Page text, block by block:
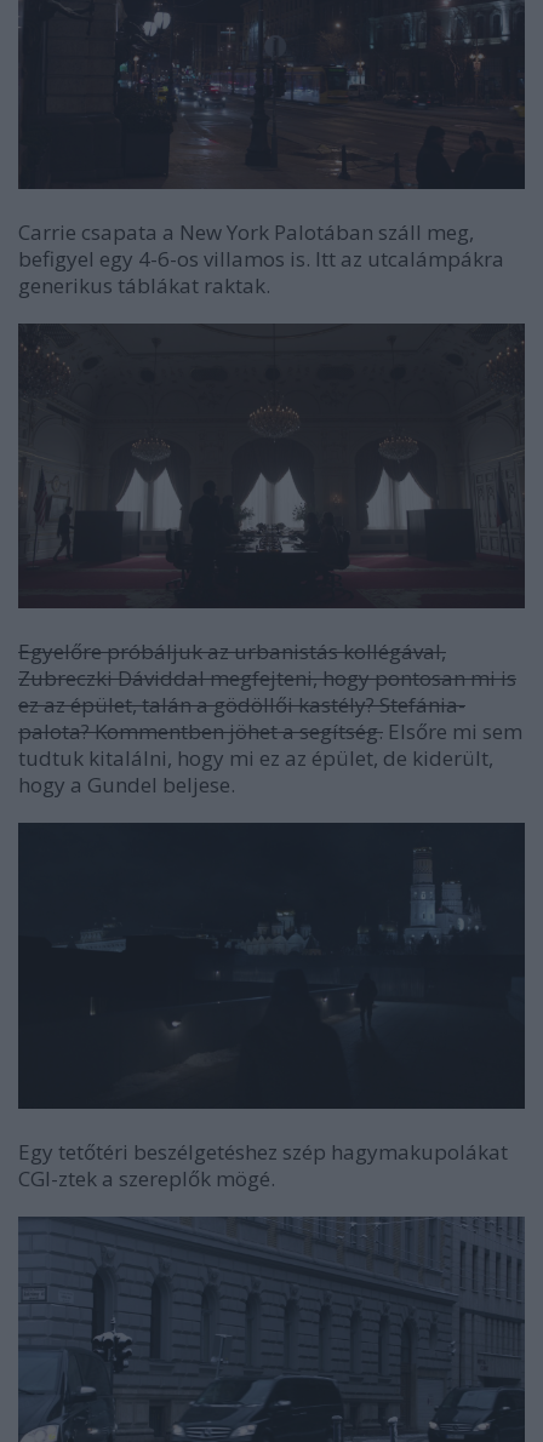
Carrie csapata a New York Palotában száll meg,
befigyel egy 4-6-os villamos is. Itt az utcalámpákra
generikus táblákat raktak.
Egyelőre próbáljuk az urbanistás kollégával,
Zubreczki Dáviddal megfejteni, hogy pontosan mi is
ez az épület, talán a gödöllői kastély? Stefánia-
palota? Kommentben jöhet a segítség. Elsőre mi sem
tudtuk kitalálni, hogy mi ez az épület, de kiderült,
hogy a Gundel beljese.
Egy tetőtéri beszélgetéshez szép hagymakupolákat
CGI-ztek a szereplők mögé.